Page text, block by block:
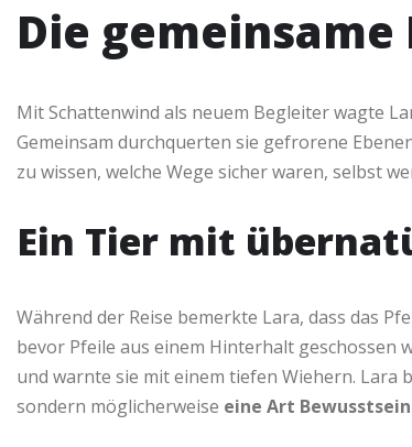
Die gemeinsame
Mit Schattenwind als neuem Begleiter wagte
Gemeinsam durchquerten sie gefrorene
zu wissen, welche Wege sicher waren, selbst
Ein Tier mit
Während der Reise bemerkte Lara, dass das
bevor Pfeile aus einem Hinterhalt geschossen
und warnte sie mit einem tiefen Wiehern. Lara
sondern möglicherweise eine Art